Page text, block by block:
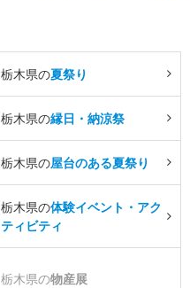
栃木県の夏祭り
栃木県の縁日・納涼祭
栃木県の屋台のある夏祭り
栃木県の体験イベント・アク
ティビティ
栃木県の物産展